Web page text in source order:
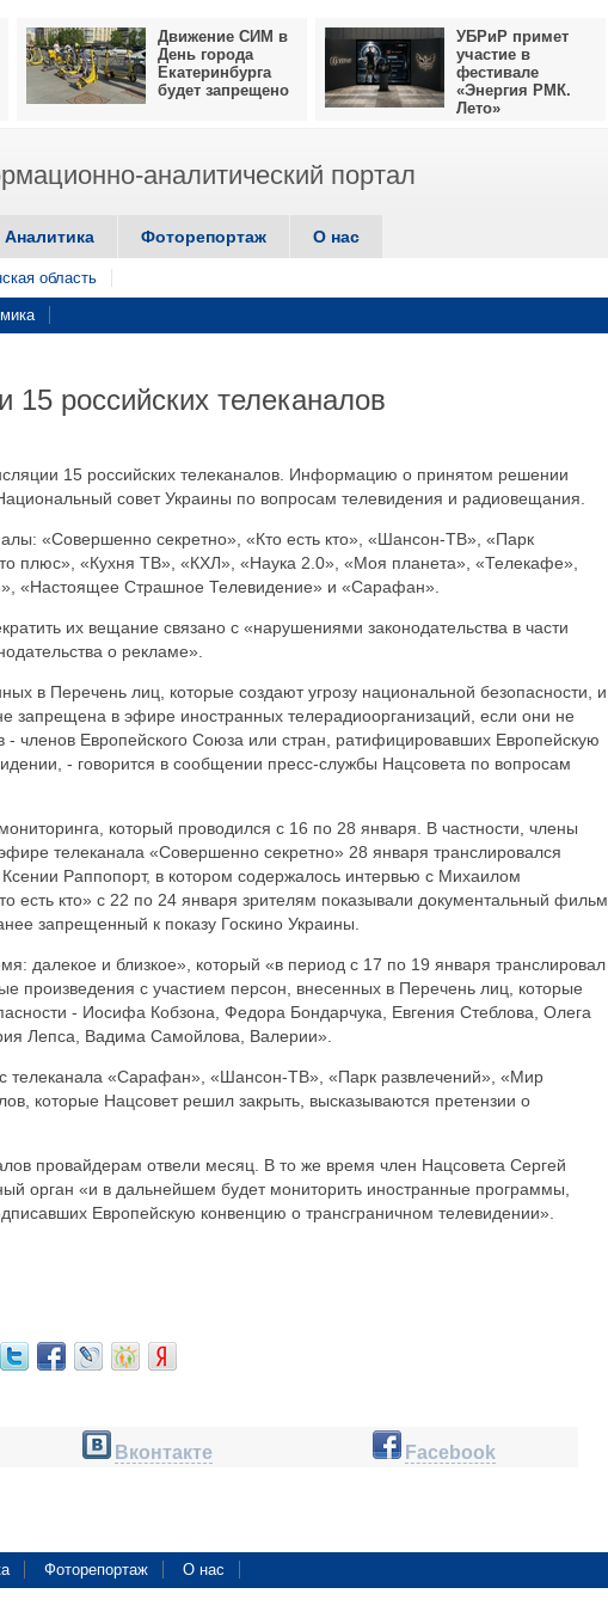
Движение СИМ в
День города
Екатеринбурга
будет запрещено
УБРиР примет
участие в
фестивале
«Энергия РМК.
Лето»
аналитический портал
Аналитика Фоторепортаж О нас
область
15 российских телеканалов
15 российских телеканалов. Информацию о принятом решении
совет Украины по вопросам телевидения и радиовещания.
«Совершенно секретно», «Кто есть кто», «Шансон-ТВ», «Парк
плюс», «Кухня ТВ», «КХЛ», «Наука 2.0», «Моя планета», «Телекафе»,
«Настоящее Страшное Телевидение» и «Сарафан».
их вещание связано с «нарушениями законодательства в части
о рекламе».
в Перечень лиц, которые создают угрозу национальной безопасности, и
запрещена в эфире иностранных телерадиоорганизаций, если они не
членов Европейского Союза или стран, ратифицировавших Европейскую
- говорится в сообщении пресс-службы Нацсовета по вопросам
который проводился с 16 по 28 января. В частности, члены
телеканала «Совершенно секретно» 28 января транслировался
Раппопорт, в котором содержалось интервью с Михаилом
есть кто» с 22 по 24 января зрителям показывали документальный фильм
запрещенный к показу Госкино Украины.
далекое и близкое», который «в период с 17 по 19 января транслировал
произведения с участием персон, внесенных в Перечень лиц, которые
- Иосифа Кобзона, Федора Бондарчука, Евгения Стеблова, Олега
Лепса, Вадима Самойлова, Валерии».
телеканала «Сарафан», «Шансон-ТВ», «Парк развлечений», «Мир
которые Нацсовет решил закрыть, высказываются претензии о
провайдерам отвели месяц. В то же время член Нацсовета Сергей
орган «и в дальнейшем будет мониторить иностранные программы,
Европейскую конвенцию о трансграничном телевидении».
Вконтакте Facebook
Фоторепортаж О нас